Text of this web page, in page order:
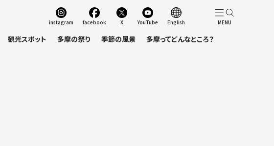
観光スポット 多摩の祭り 季節の風景 多摩ってどんなところ？
instagram facebook X YouTube English